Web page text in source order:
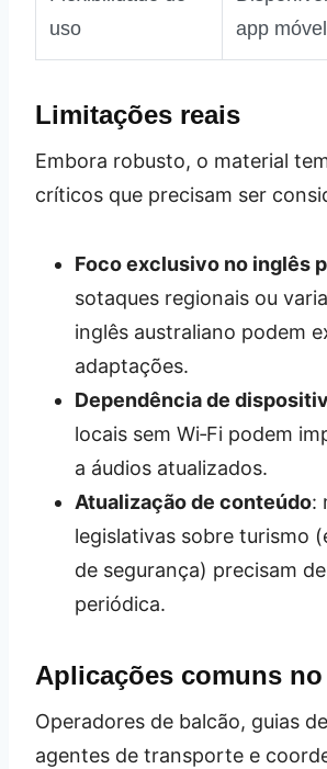
uso
app móvel
Limitações reais
Embora robusto, o material
críticos que precisam ser
Foco exclusivo no inglês
sotaques regionais ou
inglês australiano podem
adaptações.
Dependência de
locais sem Wi‑Fi podem
a áudios atualizados.
Atualização de conteúdo:
legislativas sobre turismo
de segurança) precisam
periódica.
Aplicações comuns
Operadores de balcão, guias
agentes de transporte e